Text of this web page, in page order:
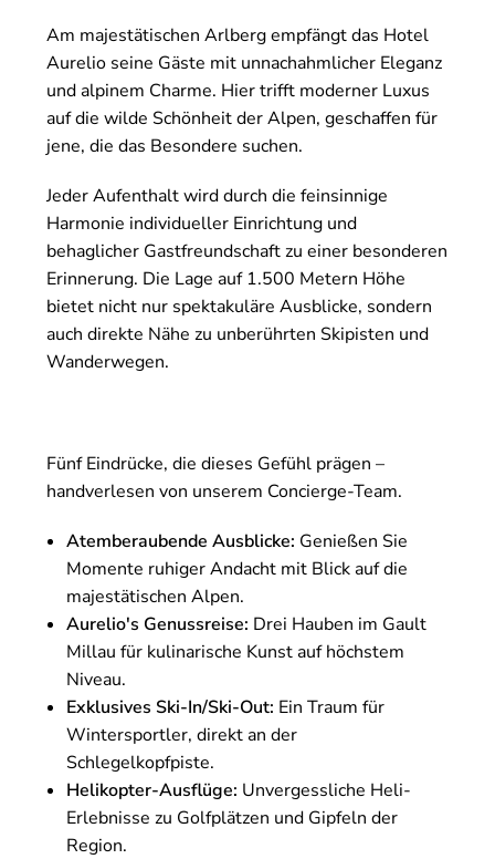
Am majestätischen Arlberg empfängt das Hotel
Aurelio seine Gäste mit unnachahmlicher Eleganz
und alpinem Charme. Hier trifft moderner Luxus
auf die wilde Schönheit der Alpen, geschaffen für
jene, die das Besondere suchen.
Jeder Aufenthalt wird durch die feinsinnige
Harmonie individueller Einrichtung und
behaglicher Gastfreundschaft zu einer besonderen
Erinnerung. Die Lage auf 1.500 Metern Höhe
bietet nicht nur spektakuläre Ausblicke, sondern
auch direkte Nähe zu unberührten Skipisten und
Wanderwegen.
Fünf Eindrücke, die dieses Gefühl prägen –
handverlesen von unserem Concierge-Team.
Atemberaubende Ausblicke: Genießen Sie
Momente ruhiger Andacht mit Blick auf die
majestätischen Alpen.
Aurelio's Genussreise: Drei Hauben im Gault
Millau für kulinarische Kunst auf höchstem
Niveau.
Exklusives Ski-In/Ski-Out: Ein Traum für
Wintersportler, direkt an der
Schlegelkopfpiste.
Helikopter-Ausflüge: Unvergessliche Heli-
Erlebnisse zu Golfplätzen und Gipfeln der
Region.